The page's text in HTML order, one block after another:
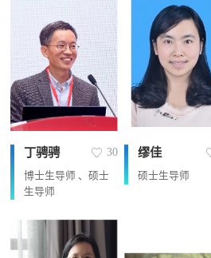
丁骋骋 30
博士生导师 、硕士
生导师
缪佳
硕士生导师